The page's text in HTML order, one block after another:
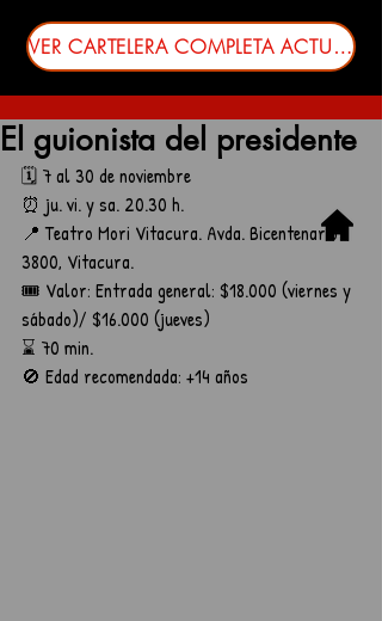
VER CARTELERA COMPLETA ACTUALIZADA
El guionista del presidente
🗓️ 7 al 30 de noviembre
⏰ ju. vi. y sa. 20.30 h.
📍 Teatro Mori Vitacura. Avda. Bicentenario
3800, Vitacura.
🎟️ Valor: Entrada general: $18.000 (viernes y
sábado)/ $16.000 (jueves)
⌛ 70 min.
🚫 Edad recomendada: +14 años